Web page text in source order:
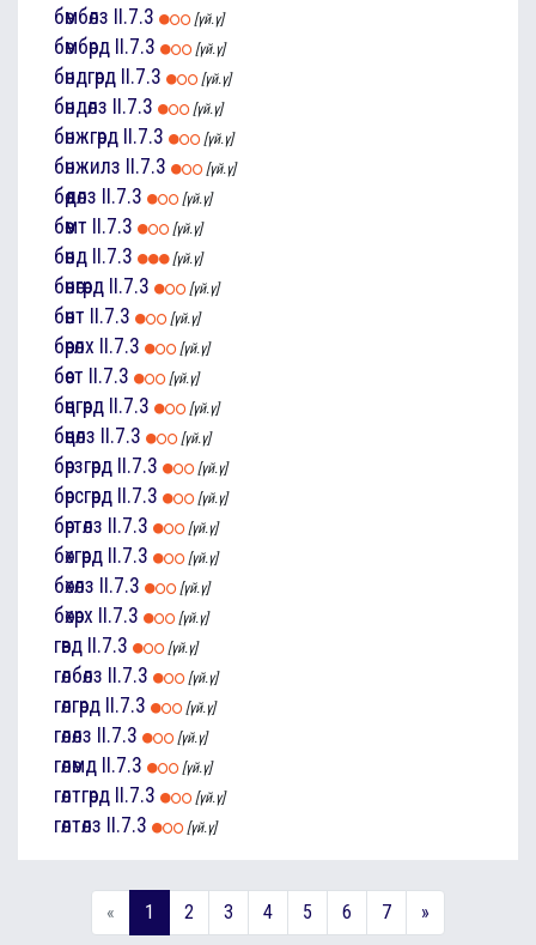
бөмбөлз II.7.3 [үй.ү]
бөмбөрд II.7.3 [үй.ү]
бөндгөрд II.7.3 [үй.ү]
бөндөлз II.7.3 [үй.ү]
бөнжгөрд II.7.3 [үй.ү]
бөнжилз II.7.3 [үй.ү]
бөөдөлз II.7.3 [үй.ү]
бөөмт II.7.3 [үй.ү]
бөөнд II.7.3 [үй.ү]
бөөнөгөрд II.7.3 [үй.ү]
бөөнт II.7.3 [үй.ү]
бөөрөлх II.7.3 [үй.ү]
бөөст II.7.3 [үй.ү]
бөөцгөрд II.7.3 [үй.ү]
бөөцөлз II.7.3 [үй.ү]
бөрзгөрд II.7.3 [үй.ү]
бөрсгөрд II.7.3 [үй.ү]
бөртөлз II.7.3 [үй.ү]
бөхгөрд II.7.3 [үй.ү]
бөхөлз II.7.3 [үй.ү]
бөхөрх II.7.3 [үй.ү]
гөвд II.7.3 [үй.ү]
гөлбөлз II.7.3 [үй.ү]
гөлгөрд II.7.3 [үй.ү]
гөлөлз II.7.3 [үй.ү]
гөлөмд II.7.3 [үй.ү]
гөлтгөрд II.7.3 [үй.ү]
гөлтөлз II.7.3 [үй.ү]
« 1 2 3 4 5 6 7 »